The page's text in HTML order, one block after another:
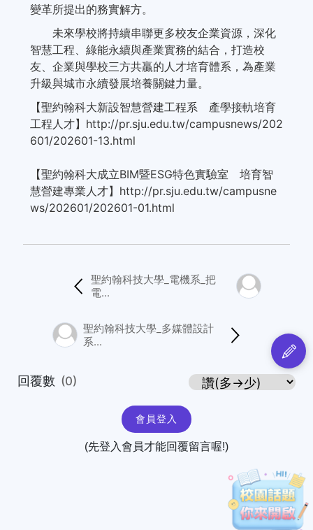
變革所提出的務實解方。
未來學校將持續串聯更多校友企業資源，深化
智慧工程、綠能永續與產業實務的結合，打造校
友、企業與學校三方共贏的人才培育體系，為產業
升級與城市永續發展培養關鍵力量。
【聖約翰科大新設智慧營建工程系 產學接軌培育
工程人才】http://pr.sju.edu.tw/campusnews/202
601/202601-13.html
【聖約翰科大成立BIM暨ESG特色實驗室 培育智
慧營建專業人才】http://pr.sju.edu.tw/campusne
ws/202601/202601-01.html
聖約翰科技大學_電機系_把
電...
聖約翰科技大學_多媒體設計
系...
回覆數 (0)
會員登入
(先登入會員才能回覆留言喔!)